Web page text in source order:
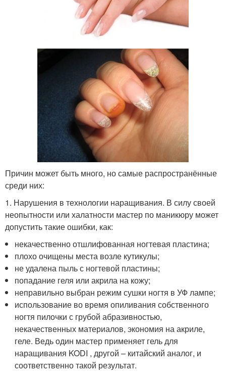
Причин может быть много, но самые распространённые
среди них:
1. Нарушения в технологии наращивания. В силу своей
неопытности или халатности мастер по маникюру может
допустить такие ошибки, как:
некачественно отшлифованная ногтевая пластина;
плохо очищены места возле кутикулы;
не удалена пыль с ногтевой пластины;
попадание геля или акрила на кожу;
неправильно выбран режим сушки ногтя в УФ лампе;
использование во время опиливания собственного
ногтя пилочки с грубой абразивностью,
некачественных материалов, экономия на акриле,
геле. Ведь один мастер применяет гель для
наращивания KODI , другой – китайский аналог, и
соответственно такой результат.